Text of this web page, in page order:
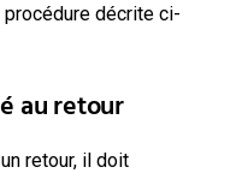
décrite ci-
au retour
retour, il doit